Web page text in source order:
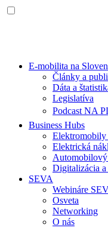
E-mobilita na
Články a
Dáta a
Legislatíva
Podcast NA
Business Hubs
Elektromobily
Elektrická
Automobilový
Digitalizácia
SEVA
Webináre
Osveta
Networking
O nás